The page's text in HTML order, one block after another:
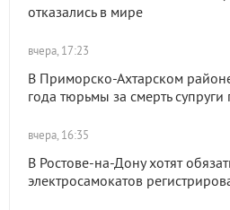
отказались в мире
вчера, 17:23
В Приморско-Ахтарском
года тюрьмы за смерть
вчера, 16:35
В Ростове-на-Дону хотят
электросамокатов